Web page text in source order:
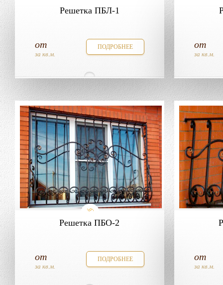
Решетка ПБЛ-1
от
за кв.м.
ПОДРОБНЕЕ от
за кв.м.
Решетка ПБО-2
от
за кв.м.
ПОДРОБНЕЕ от
за кв.м.